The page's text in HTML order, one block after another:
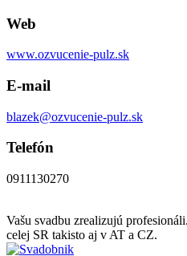
Web
www.ozvucenie-pulz.sk
E-mail
blazek@ozvucenie-pulz.sk
Telefón
0911130270
Vašu svadbu zrealizujú
celej SR takisto aj v AT a CZ.